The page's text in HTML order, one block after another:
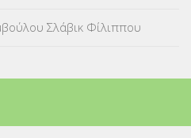
Σλάβικ Φίλιππου